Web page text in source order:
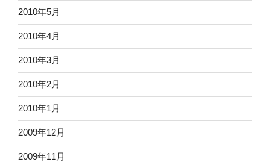
2010年5月
2010年4月
2010年3月
2010年2月
2010年1月
2009年12月
2009年11月